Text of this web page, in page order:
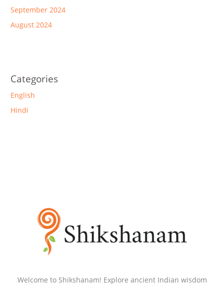
September 2024
August 2024
Categories
English
Hindi
Welcome to Shikshanam! Explore ancient Indian wisdom